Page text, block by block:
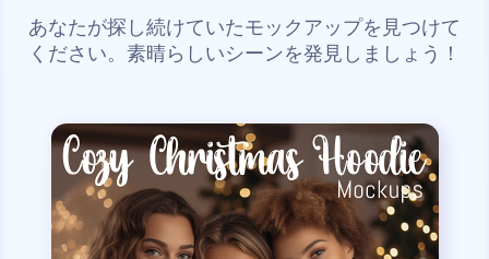
あなたが探し続けていたモックアップを見つけて
ください。素晴らしいシーンを発見しましょう！